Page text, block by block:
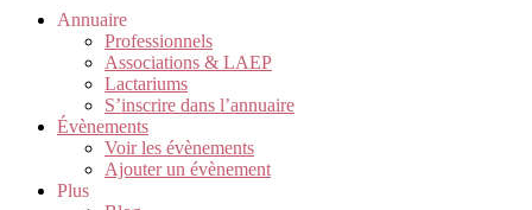
Annuaire
Professionnels
Associations & LAEP
Lactariums
S’inscrire dans l’annuaire
Évènements
Voir les évènements
Ajouter un évènement
Plus